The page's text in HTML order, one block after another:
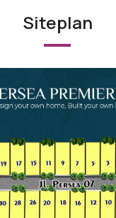
Siteplan